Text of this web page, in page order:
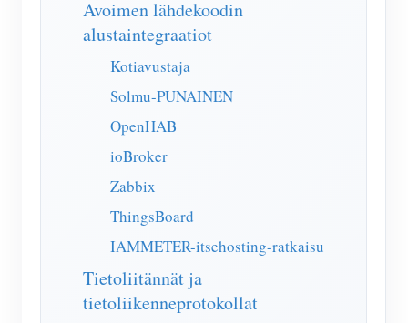
Sovellukset
Aurinkosähköjärjestelmän energianäyttö
Kodin automatisointi
Tehdasenergian valvonta
Tuotteen pika-aloitus
Asiakirja
Opetusvideo
FAQ
Uutiset
Yhteisö
Kehittäjä
Tutkia
Ottaa yhteyttä
Meistä
Avoimen lähdekoodin
alustaintegraatiot
Kotiavustaja
Solmu-PUNAINEN
OpenHAB
ioBroker
Zabbix
ThingsBoard
IAMMETER-itsehosting-ratkaisu
Tietoliitännät ja
tietoliikenneprotokollat